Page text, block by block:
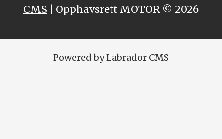
CMS | Opphavsrett MOTOR © 2026
Powered by Labrador CMS